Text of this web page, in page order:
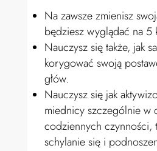
Na zawsze zmienisz
będziesz wyglądać na 5
Nauczysz się także, jak
korygować swoją
głów.
Nauczysz się jak
miednicy szczególnie w
codziennych czynności,
schylanie się i